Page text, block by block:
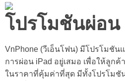
โปรโมชันผ่อน
VnPhone (วีเอ็นโฟน) มีโปรโมชัน
การผ่อน iPad อยู่เสมอ เพื่อให้ลูกค้
ในราคาที่คุ้มค่าที่สุด มีทั้งโปรโมชั